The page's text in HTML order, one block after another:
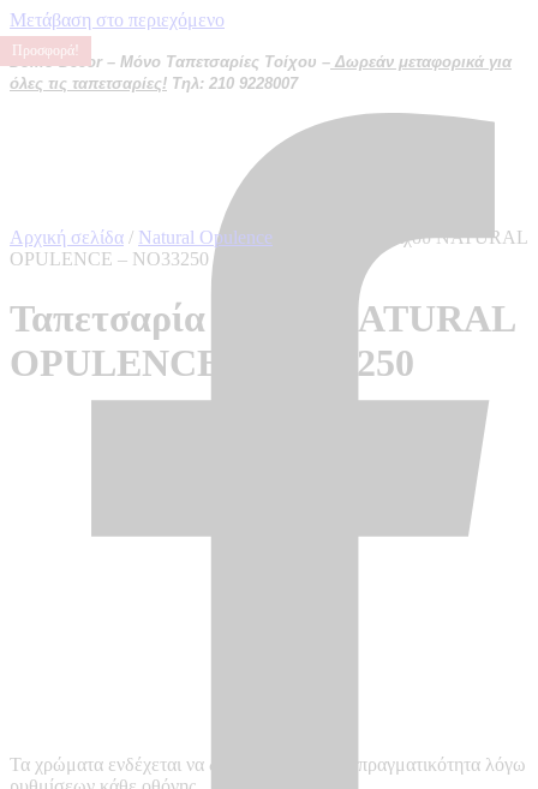
Μετάβαση στο περιεχόμενο
Domo Decor – Μόνο Ταπετσαρίες Τοίχου – Δωρεάν μεταφορικά για
όλες τις ταπετσαρίες! Τηλ: 210 9228007
Αρχική σελίδα / Natural Opulence / Ταπετσαρία τοίχου NATURAL
OPULENCE – NO33250
Ταπετσαρία τοίχου NATURAL
OPULENCE – NO33250
Τα χρώματα ενδέχεται να διαφέρουν από την πραγματικότητα λόγω
Προσφορά!
Προσφορά!
Προσφορά!
Προσφορά!